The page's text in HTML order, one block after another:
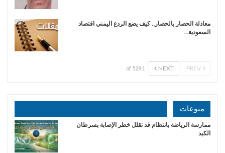
معادلة الحصار بالحصار.. كيف يضع الردع اليمني اقتصاد
السعودية…
NEXT
1 of 529
منوعات
ممارسة الرياضة بانتظام قد تقلل خطر الإصابة بسرطان
الكبد